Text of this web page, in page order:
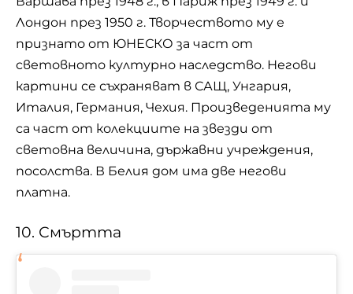
Лондон през 1950 г. Творчеството му е
признато от ЮНЕСКО за част от
световното културно наследство. Негови
картини се съхраняват в САЩ, Унгария,
Италия, Германия, Чехия. Произведенията му
са част от колекциите на звезди от
световна величина, държавни учреждения,
посолства. В Белия дом има две негови
платна.
10. Смъртта